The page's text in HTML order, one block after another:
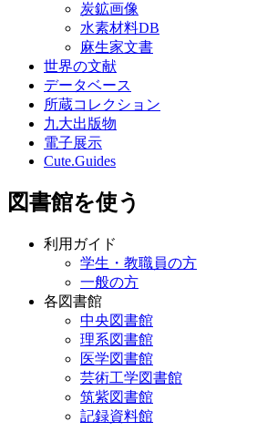
炭鉱画像
水素材料DB
麻生家文書
世界の文献
データベース
所蔵コレクション
九大出版物
電子展示
Cute.Guides
図書館を使う
利用ガイド
学生・教職員の方
一般の方
各図書館
中央図書館
理系図書館
医学図書館
芸術工学図書館
筑紫図書館
記録資料館